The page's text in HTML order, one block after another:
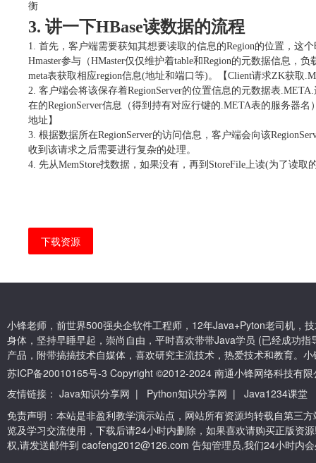
衡
3. 讲⼀下HBase读数据的流程
1. ⾸先，客户端需要获知其想要读取的信息的Region的位置，这
Hmaster参与（HMaster仅仅维护着table和Region的元数据信息，负
meta表获取相应region信息(地址和端⼝等)。【Client请求ZK获取
2. 客户端会将该保存着RegionServer的位置信息的元数据表.META.
在的RegionServer信息（得到持有对应⾏键的.META表的服务器名
地址】
3. 根据数据所在RegionServer的访问信息，客户端会向该
收到该请求之后需要进⾏复杂的处理。
4. 先从MemStore找数据，如果没有，再到 StoreFile上读(为了读取
下载资源
小锋老师，前世界500强央企软件工程师，12年Java+Pyton老司机，
身体，坚持早睡早起，崇尚自由，平时喜欢带带Java学员 (已经成功
产品，附带搞搞技术自媒体，喜欢研究主流技术，热爱技术和教育。
苏ICP备20010165号-3 Copyright ©2012-2024 南通小锋网络科技有限
友情链接： Java知识分享网 | Python知识分享网 |
Java1234课堂
免责声明：本站是非盈利教学演示站点，网站所有资源均转载自第三
览及学习交流使用，下载后请24小时内删除，如果喜欢请购买正版资
权,请发送邮件到 caofeng2012@126.com 告知管理员,我们24小时内